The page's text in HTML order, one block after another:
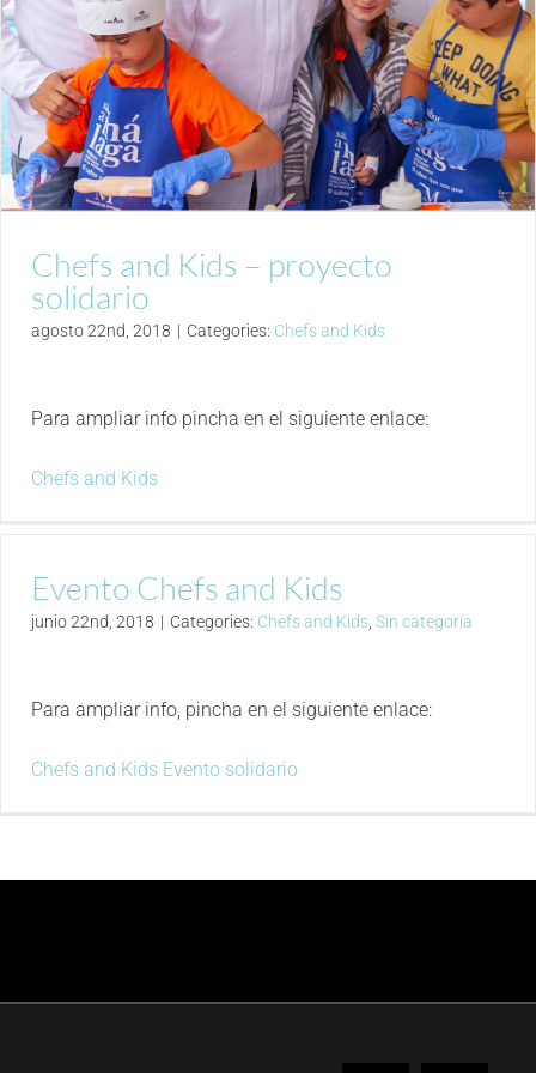
Chefs and Kids – proyecto
solidario
agosto 22nd, 2018 | Categories: Chefs and Kids
Para ampliar info pincha en el siguiente enlace:
Chefs and Kids
Evento Chefs and Kids
junio 22nd, 2018 | Categories: Chefs and Kids Sin categoría
Para ampliar info, pincha en el siguiente enlace:
Chefs and Kids Evento solidario